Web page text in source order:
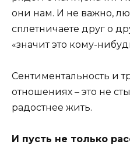
они нам. И не важно,
сплетничаете друг о
«значит это кому-
Сентиментальность и
отношениях – это не
радостнее жить.
И пусть не только